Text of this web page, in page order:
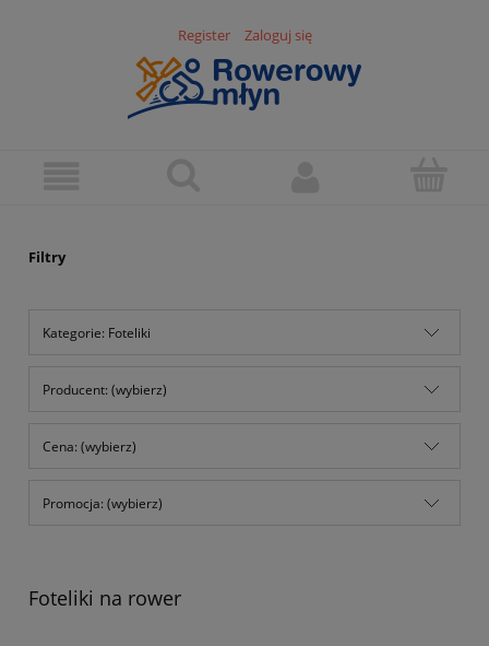
Register Zaloguj się
Filtry
Kategorie: Foteliki
Producent: (wybierz)
Cena: (wybierz)
Promocja: (wybierz)
Foteliki na rower